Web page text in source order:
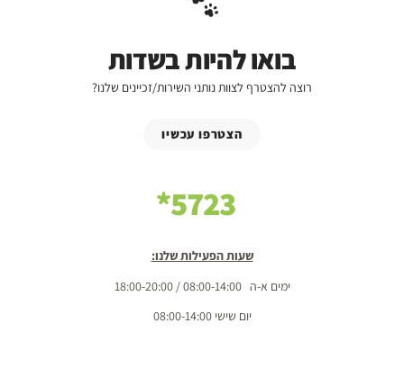
בואו להיות בשדות
רוצה להצטרף לצוות נותני השירות/זכיינים שלנו?
הצטרפו עכשיו
5723*
שעות הפעילות שלנו:
ימים א-ה 08:00-14:00 / 18:00-20:00
יום שישי 08:00-14:00